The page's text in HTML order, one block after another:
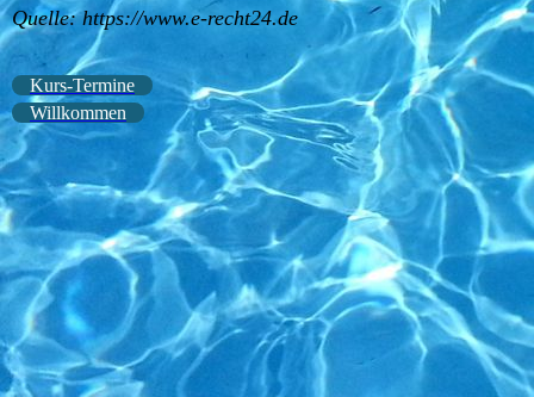
Quelle: https://www.e-recht24.de
Kurs-Termine
Willkommen